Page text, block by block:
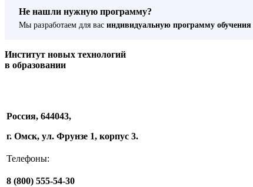
Не нашли нужную программу?
Мы разработаем для вас индивидуальную программу обучения
Институт новых технологий
в образовании
Россия, 644043,
г. Омск, ул. Фрунзе 1, корпус 3.
Телефоны:
8 (800) 555-54-30